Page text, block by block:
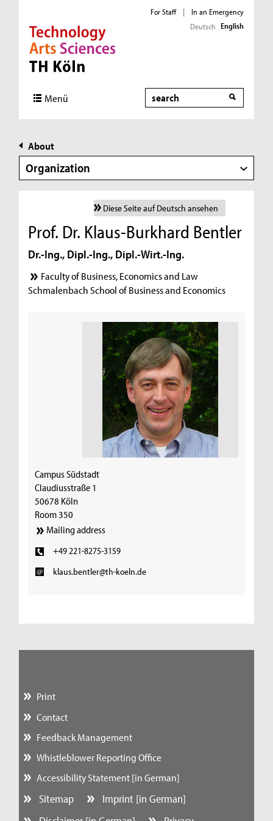
Direkt zur Hauptnavigation
Direkt zur Subnavigation
Direkt zum Inhalt
Direkt zum Fußbereich
For Staff |
In an Emergency
Deutsch English
Menü Search
About
Organization
Diese Seite auf Deutsch ansehen
Prof. Dr. Klaus-Burkhard Bentler
Dr.-Ing., Dipl.-Ing., Dipl.-Wirt.-Ing.
Faculty of Business, Economics and Law
Schmalenbach School of Business and Economics
Campus Südstadt
Claudiusstraße 1
50678 Köln
Room 350
Mailing address
+49 221-8275-3159
klaus.bentler@th-koeln.de
Print
Contact
Feedback Management
Whistleblower Reporting Office
Accessibility Statement [in German]
Sitemap
Imprint [in German]